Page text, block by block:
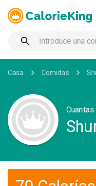
CalorieKing
Casa Comidas